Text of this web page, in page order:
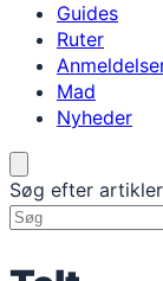
Guides
Ruter
Mad
Nyheder
Søg efter artikler